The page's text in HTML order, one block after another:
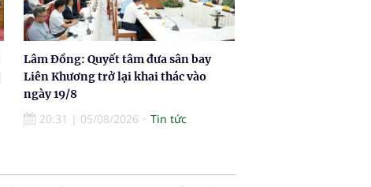
Lâm Đồng: Quyết tâm đưa sân bay
Liên Khương trở lại khai thác vào
ngày 19/8
20:31 | 05/08/2026 Tin tức